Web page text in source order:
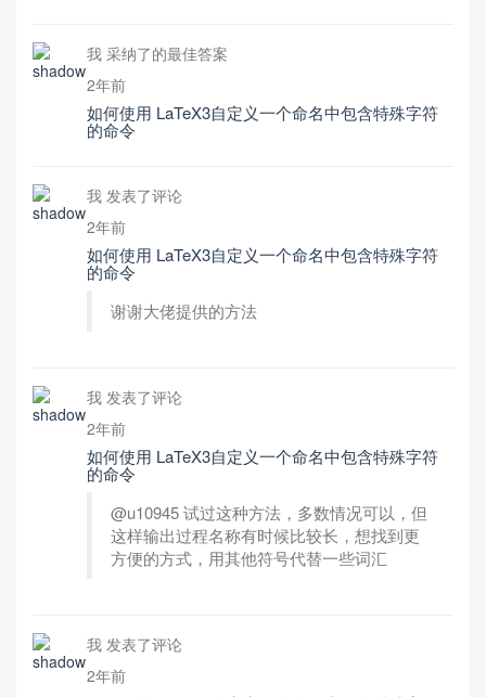
我 采纳了的最佳答案
2年前
如何使用 LaTeX3自定义一个命名中包含特殊字符
的命令
我 发表了评论
2年前
如何使用 LaTeX3自定义一个命名中包含特殊字符
的命令
谢谢大佬提供的方法
我 发表了评论
2年前
如何使用 LaTeX3自定义一个命名中包含特殊字符
的命令
@u10945 试过这种方法，多数情况可以，但
这样输出过程名称有时候比较长，想找到更
方便的方式，用其他符号代替一些词汇
我 发表了评论
2年前